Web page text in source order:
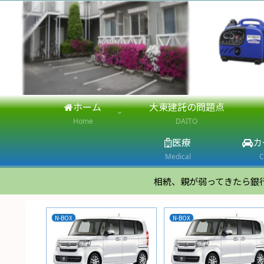
ホーム
Home
大東建託の問題点
DAITO
医療
Medical
相続、親が弱ってきたら
N-BOX N-BOX